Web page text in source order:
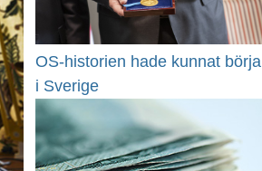
OS-historien hade kunnat börja
i Sverige